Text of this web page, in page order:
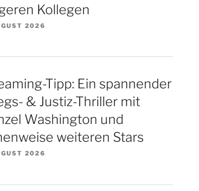
Kollegen
2026
Tipp: Ein spannender
& Justiz-Thriller mit
Washington und
weiteren Stars
2026